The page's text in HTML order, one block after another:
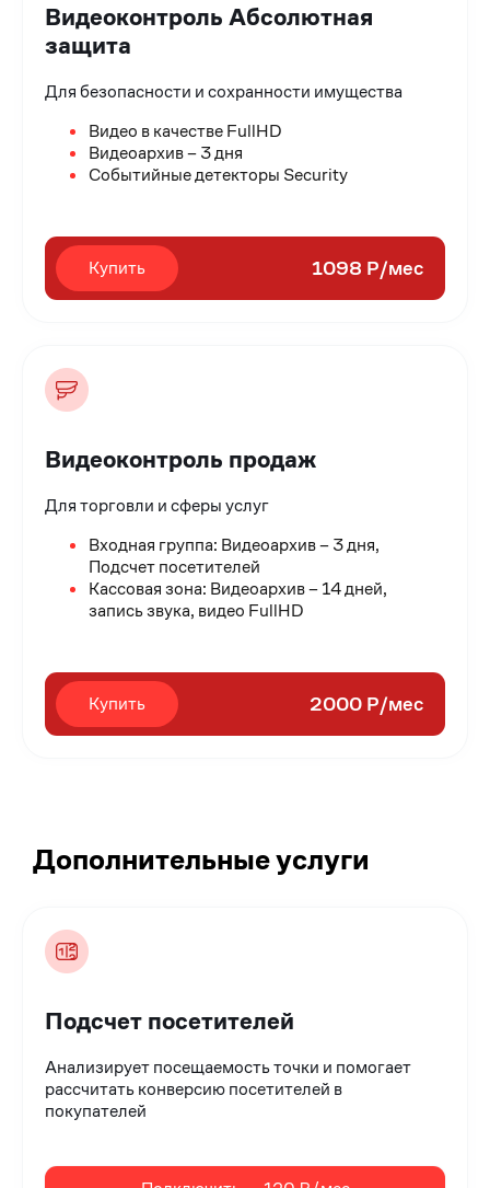
Видеоконтроль Абсолютная
защита
Для безопасности и сохранности имущества
Видео в качестве FullHD
Видеоархив – 3 дня
Событийные детекторы Security
Купить 1098 Р/мес
Видеоконтроль продаж
Для торговли и сферы услуг
Входная группа: Видеоархив – 3 дня,
Подсчет посетителей
Кассовая зона: Видеоархив – 14 дней,
запись звука, видео FullHD
Купить 2000 Р/мес
Дополнительные услуги
Подсчет посетителей
Анализирует посещаемость точки и помогает
рассчитать конверсию посетителей в
покупателей